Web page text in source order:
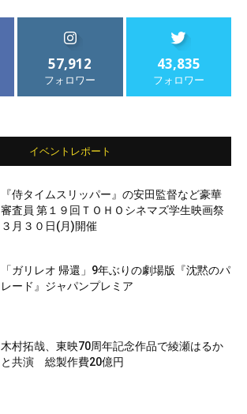
57,912
フォロワー
43,835
フォロワー
イベントレポート
『侍タイムスリッパー』の安田監督など豪華
審査員 第１９回ＴＯＨＯシネマズ学生映画祭
３月３０日(月)開催
「ガリレオ 帰還」9年ぶりの劇場版『沈黙のパ
レード』ジャパンプレミア
木村拓哉、東映70周年記念作品で綾瀬はるか
と共演 総製作費20億円